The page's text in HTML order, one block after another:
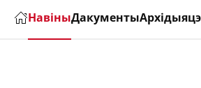
НавіныДакументы